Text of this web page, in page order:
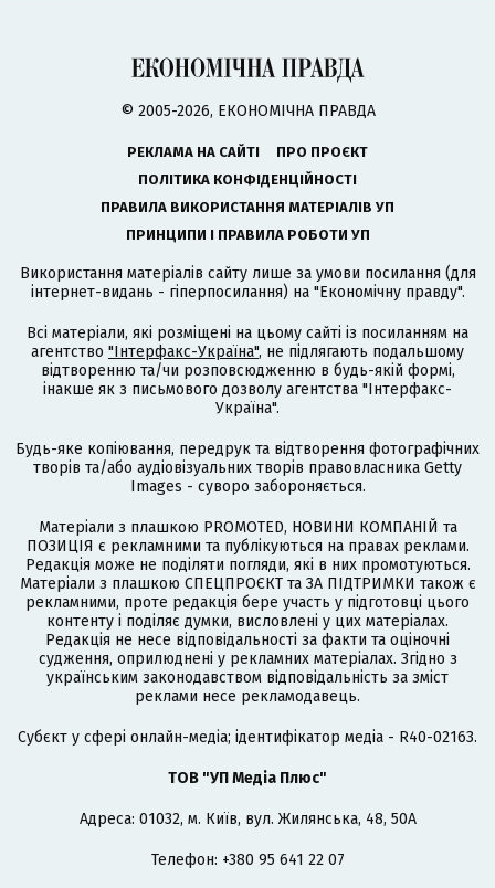
© 2005-2026, ЕКОНОМІЧНА ПРАВДА
РЕКЛАМА НА САЙТІ
ПРО ПРОЄКТ
ПОЛІТИКА КОНФІДЕНЦІЙНОСТІ
ПРАВИЛА ВИКОРИСТАННЯ МАТЕРІАЛІВ УП
ПРИНЦИПИ І ПРАВИЛА РОБОТИ УП
Використання матеріалів сайту лише за умови посилання (для
інтернет-видань - гіперпосилання) на "Економічну правду".
Всі матеріали, які розміщені на цьому сайті із посиланням на
агентство "Інтерфакс-Україна", не підлягають подальшому
відтворенню та/чи розповсюдженню в будь-якій формі,
інакше як з письмового дозволу агентства "Інтерфакс-
Україна".
Будь-яке копіювання, передрук та відтворення фотографічних
творів та/або аудіовізуальних творів правовласника Getty
Images - суворо забороняється.
Матеріали з плашкою PROMOTED, НОВИНИ КОМПАНІЙ та
ПОЗИЦІЯ є рекламними та публікуються на правах реклами.
Редакція може не поділяти погляди, які в них промотуються.
Матеріали з плашкою СПЕЦПРОЄКТ та ЗА ПІДТРИМКИ також є
рекламними, проте редакція бере участь у підготовці цього
контенту і поділяє думки, висловлені у цих матеріалах.
Редакція не несе відповідальності за факти та оціночні
судження, оприлюднені у рекламних матеріалах. Згідно з
українським законодавством відповідальність за зміст
реклами несе рекламодавець.
Cубєкт у сфері онлайн-медіа; ідентифікатор медіа - R40-02163.
ТОВ "УП Медіа Плюс"
Адреса: 01032, м. Київ, вул. Жилянська, 48, 50А
Телефон: +380 95 641 22 07